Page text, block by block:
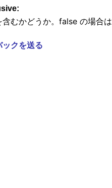
むかどうか。false の場合は
ックを送る